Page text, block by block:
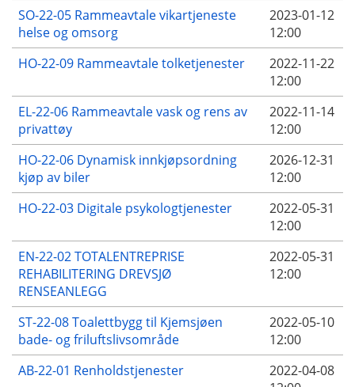
SO-22-05 Rammeavtale vikartjeneste
helse og omsorg
2023-01-12
12:00
HO-22-09 Rammeavtale tolketjenester
2022-11-22
12:00
EL-22-06 Rammeavtale vask og rens av
privattøy
2022-11-14
12:00
HO-22-06 Dynamisk innkjøpsordning
kjøp av biler
2026-12-31
12:00
HO-22-03 Digitale psykologtjenester
2022-05-31
12:00
EN-22-02 TOTALENTREPRISE
REHABILITERING DREVSJØ
RENSEANLEGG
2022-05-31
12:00
ST-22-08 Toalettbygg til Kjemsjøen
bade- og friluftslivsområde
2022-05-10
12:00
AB-22-01 Renholdstjenester
2022-04-08